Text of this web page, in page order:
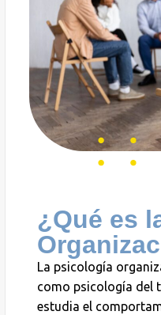
¿Qué es
La psicología
como psicología del
estudia el